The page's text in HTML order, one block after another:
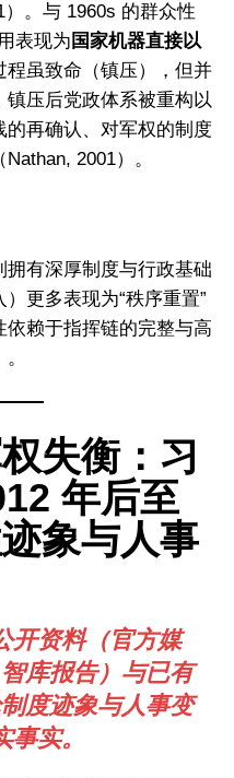
。与 1960s 的群众性
表现为 国家机器直接以
程虽致命（镇压），但并
压后党政体系被重构以
再确认、对军权的制度
2001）。
有深厚制度与行政基础
更多表现为“秩序重置”
赖于指挥链的完整与高
失衡：习
年后至
象与人事
开资料（官方媒
库报告）与已有
度迹象与人事变
实。